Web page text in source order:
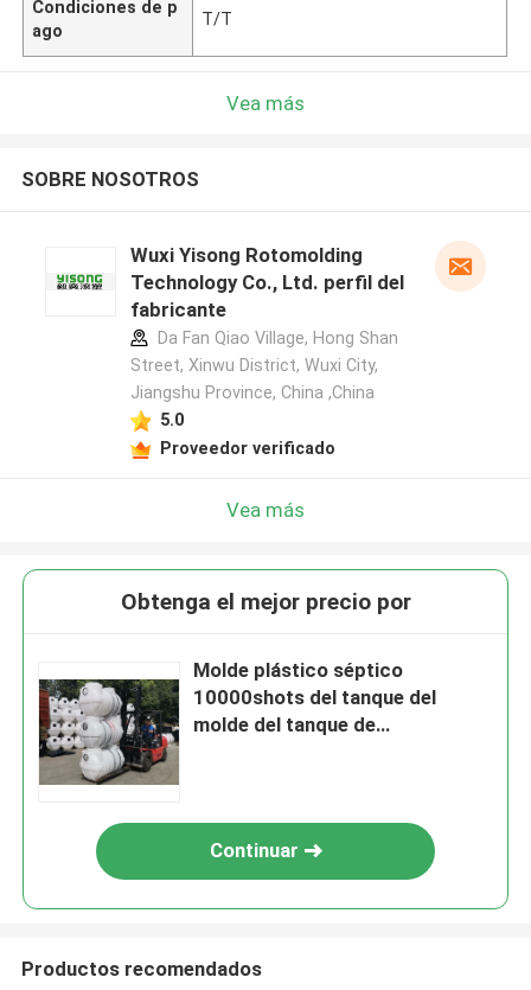
Condiciones de p
ago
T/T
Vea más
SOBRE NOSOTROS
Wuxi Yisong Rotomolding
Technology Co., Ltd. perfil del
fabricante
Da Fan Qiao Village, Hong Shan
Street, Xinwu District, Wuxi City,
Jiangshu Province, China ,China
5.0
Proveedor verificado
Vea más
Obtenga el mejor precio por
Molde plástico séptico
10000shots del tanque del
molde del tanque de
Continuar
Productos recomendados